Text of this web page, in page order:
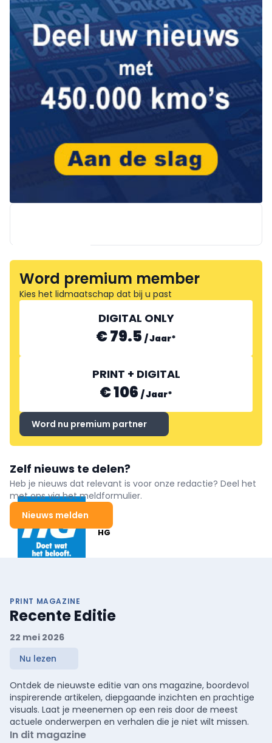
HG
Word premium member
Kies het lidmaatschap dat bij u past
DIGITAL ONLY
€ 79.5 /Jaar*
PRINT + DIGITAL
€ 106 /Jaar*
Word nu premium partner
Zelf nieuws te delen?
Heb je nieuws dat relevant is voor onze redactie? Deel het
met ons via het meldformulier.
Nieuws melden
PRINT MAGAZINE
Recente Editie
22 mei 2026
Nu lezen
Ontdek de nieuwste editie van ons magazine, boordevol
inspirerende artikelen, diepgaande inzichten en prachtige
visuals. Laat je meenemen op een reis door de meest
actuele onderwerpen en verhalen die je niet wilt missen.
In dit magazine